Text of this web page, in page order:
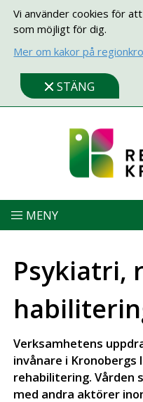
Vi använder cookies för
som möjligt för dig.
Mer om kakor på
STÄNG
MENY
Psykiatri,
Verksamhetens
invånare i Kronobergs
rehabilitering. Vården
med andra aktörer